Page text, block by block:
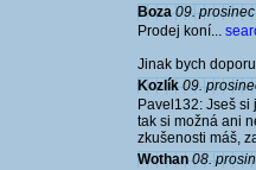
Boza 09.
Prodej koní...
Jinak bych
Kozlík 09.
Pavel132: Jseš
tak si možná ani
zkušenosti máš,
Wothan 08.